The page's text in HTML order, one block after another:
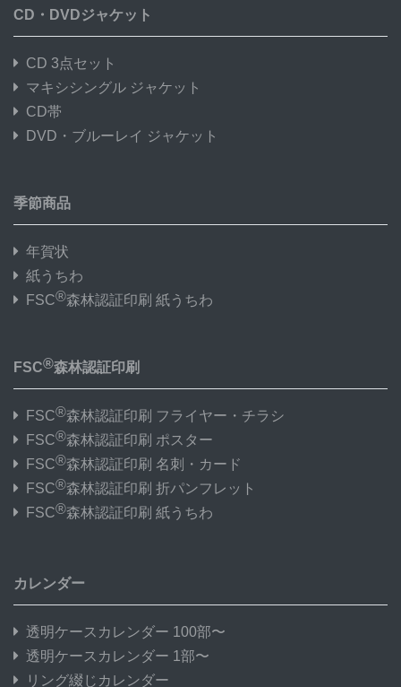
CD・DVDジャケット
CD 3点セット
マキシシングル ジャケット
CD帯
DVD・ブルーレイ ジャケット
季節商品
年賀状
紙うちわ
FSC®森林認証印刷 紙うちわ
FSC®森林認証印刷
FSC®森林認証印刷 フライヤー・チラシ
FSC®森林認証印刷 ポスター
FSC®森林認証印刷 名刺・カード
FSC®森林認証印刷 折パンフレット
FSC®森林認証印刷 紙うちわ
カレンダー
透明ケースカレンダー 100部〜
透明ケースカレンダー 1部〜
リング綴じカレンダー